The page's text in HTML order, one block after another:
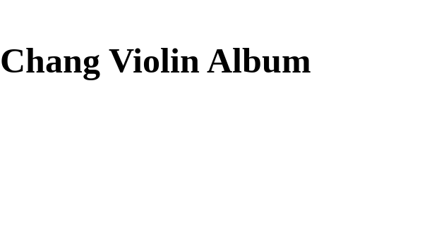
Violin Album